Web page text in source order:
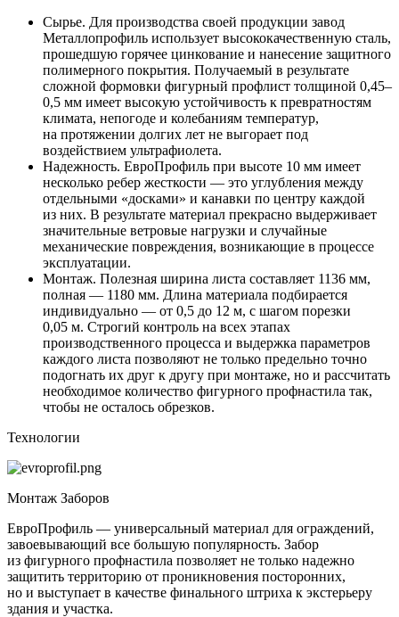
Сырье. Для производства своей продукции завод
Металлопрофиль использует высококачественную сталь,
прошедшую горячее цинкование и нанесение защитного
полимерного покрытия. Получаемый в результате
сложной формовки фигурный профлист толщиной 0,45–
0,5 мм имеет высокую устойчивость к превратностям
климата, непогоде и колебаниям температур,
на протяжении долгих лет не выгорает под
воздействием ультрафиолета.
Надежность. ЕвроПрофиль при высоте 10 мм имеет
несколько ребер жесткости — это углубления между
отдельными «досками» и канавки по центру каждой
из них. В результате материал прекрасно выдерживает
значительные ветровые нагрузки и случайные
механические повреждения, возникающие в процессе
эксплуатации.
Монтаж. Полезная ширина листа составляет 1136 мм,
полная — 1180 мм. Длина материала подбирается
индивидуально — от 0,5 до 12 м, с шагом порезки
0,05 м. Строгий контроль на всех этапах
производственного процесса и выдержка параметров
каждого листа позволяют не только предельно точно
подогнать их друг к другу при монтаже, но и рассчитать
необходимое количество фигурного профнастила так,
чтобы не осталось обрезков.
Технологии
Монтаж Заборов
ЕвроПрофиль — универсальный материал для ограждений,
завоевывающий все большую популярность. Забор
из фигурного профнастила позволяет не только надежно
защитить территорию от проникновения посторонних,
но и выступает в качестве финального штриха к экстерьеру
здания и участка.